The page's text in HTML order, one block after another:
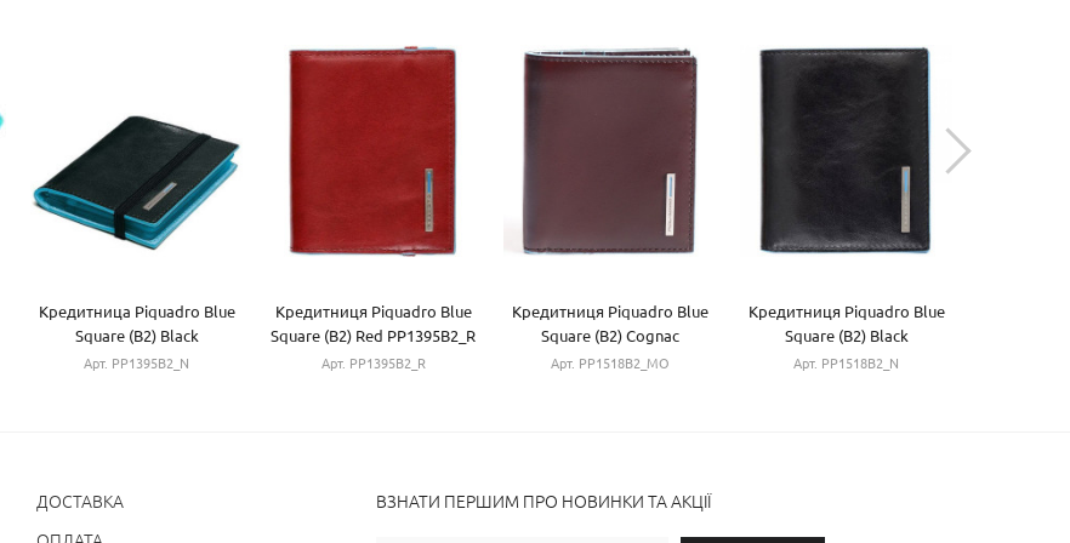
Кредитница Piquadro Blue
Square (B2) Black
PP1395B2_N
Арт. PP1395B2_N
Кредитниця Piquadro Blue
Square (B2) Red PP1395B2_R
Арт. PP1395B2_R
Кредитниця Piquadro Blue
Square (B2) Cognac
PP1518B2_MO
Арт. PP1518B2_MO
Кредитниця Piquadro Blue
Square (B2) Black
PP1518B2_N
Арт. PP1518B2_N
ДОСТАВКА
ВЗНАТИ ПЕРШИМ ПРО НОВИНКИ ТА АКЦІЇ